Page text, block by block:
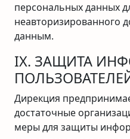
персональных данных
неавторизированного
данным.
IX. ЗАЩИТА
Дирекция
достаточные
меры для защиты